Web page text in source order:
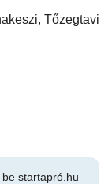
Tőzegtavi
startapró.hu